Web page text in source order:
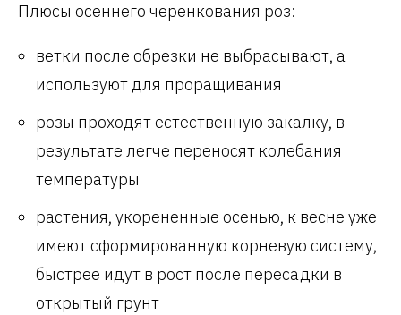
Плюсы осеннего черенкования роз:
ветки после обрезки не выбрасывают, а
используют для проращивания
розы проходят естественную закалку, в
результате легче переносят колебания
температуры
растения, укорененные осенью, к весне уже
имеют сформированную корневую систему,
быстрее идут в рост после пересадки в
открытый грунт